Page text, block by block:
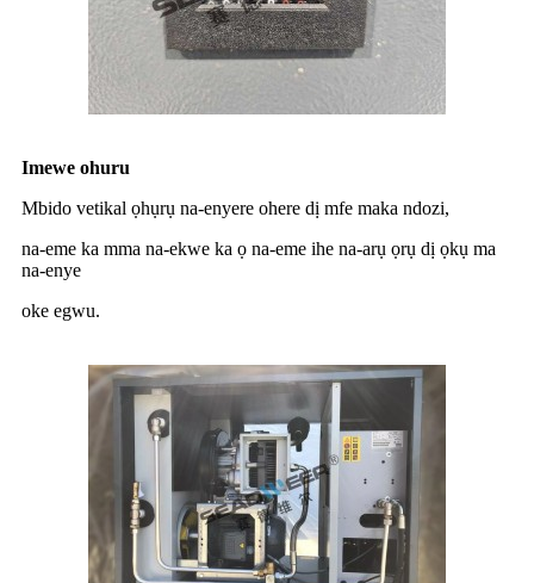
Imewe ohuru
Mbido vetikal ọhụrụ na-enyere ohere dị mfe maka ndozi,
na-eme ka mma na-ekwe ka ọ na-eme ihe na-arụ ọrụ dị ọkụ ma
na-enye
oke egwu.